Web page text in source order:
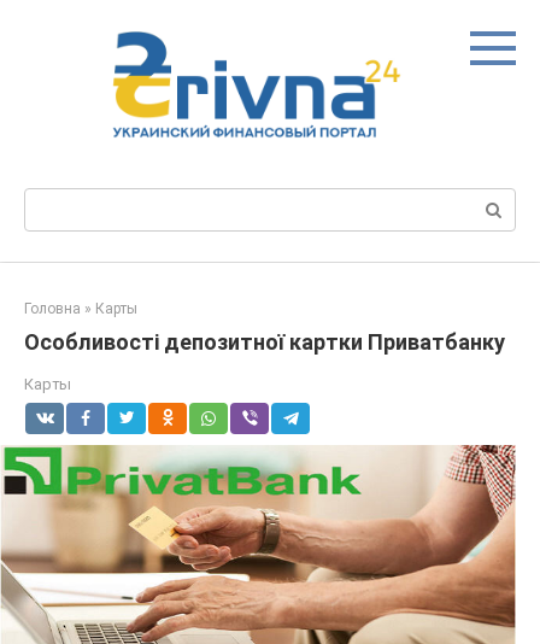
Пошук:
Головна » Карты
Особливості депозитної картки Приватбанку
Карты